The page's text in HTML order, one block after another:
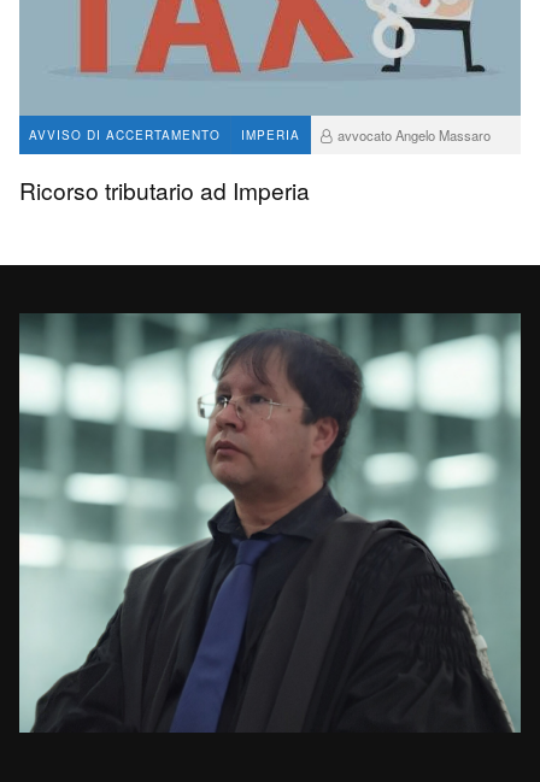
AVVISO DI ACCERTAMENTO IMPERIA
avvocato Angelo Massaro
Ricorso tributario ad Imperia